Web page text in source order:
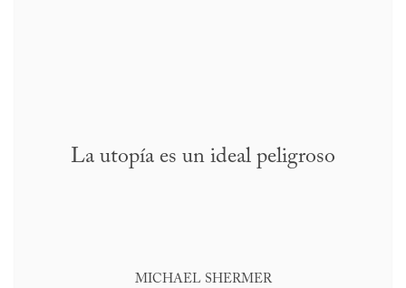
La utopía es un ideal peligroso
MICHAEL SHERMER